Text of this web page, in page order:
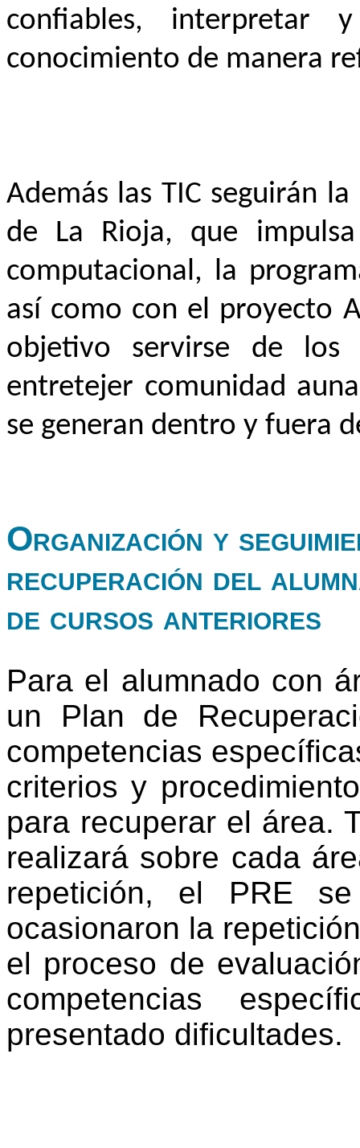
confiables, interpretar
conocimiento de manera
Además las TIC seguirán
de La Rioja, que
computacional, la
así como con el proyecto
objetivo servirse de los
entretejer comunidad
se generan dentro y fuera
Organización y
recuperación del
de cursos anteriores
Para el alumnado con
un Plan de
competencias
criterios y
para recuperar el área.
realizará sobre cada
repetición, el PRE
ocasionaron la
el proceso de
competencias
presentado dificultades.